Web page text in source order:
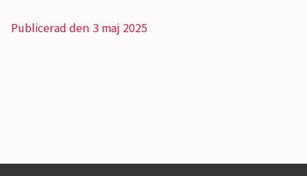
Publicerad den 3 maj 2025